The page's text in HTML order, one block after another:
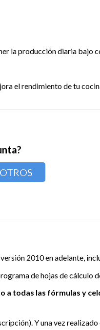
la producción diaria bajo
el rendimiento de tu
versión 2010 en adelante,
de hojas de cálculo
a todas las fórmulas y
Y una vez